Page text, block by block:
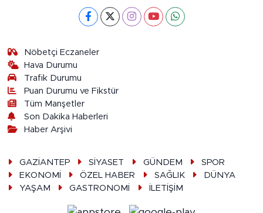
Nöbetçi Eczaneler
Hava Durumu
Trafik Durumu
Puan Durumu ve Fikstür
Tüm Manşetler
Son Dakika Haberleri
Haber Arşivi
GAZİANTEP SİYASET GÜNDEM
SPOR
EKONOMİ
ÖZEL HABER SAĞLIK
DÜNYA
YAŞAM
GASTRONOMİ İLETİŞİM